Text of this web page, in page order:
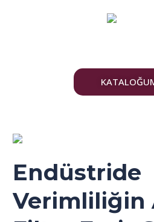
Endüstride
Verimliliğin
Endüstride
Anahtarı:
Filtre
Sistemleri